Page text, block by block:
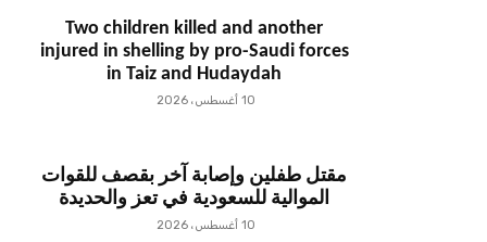
Two children killed and another
injured in shelling by pro-Saudi forces
in Taiz and Hudaydah
10 أغسطس، 2026
مقتل طفلين وإصابة آخر بقصف للقوات
الموالية للسعودية في تعز والحديدة
10 أغسطس، 2026